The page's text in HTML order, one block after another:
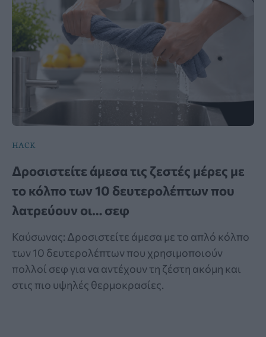
HACK
Δροσιστείτε άμεσα τις ζεστές μέρες με
το κόλπο των 10 δευτερολέπτων που
λατρεύουν οι… σεφ
Καύσωνας: Δροσιστείτε άμεσα με το απλό κόλπο
των 10 δευτερολέπτων που χρησιμοποιούν
πολλοί σεφ για να αντέχουν τη ζέστη ακόμη και
στις πιο υψηλές θερμοκρασίες.